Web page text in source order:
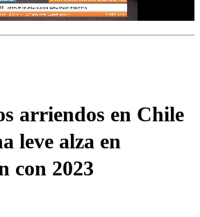
arriendos en Chile
leve alza en
con 2023